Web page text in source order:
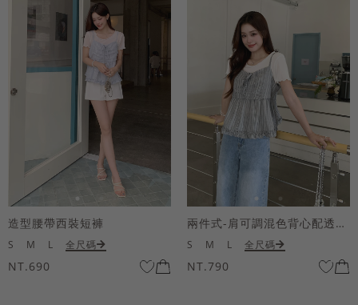
造型腰帶西裝短褲
S M L 全尺碼
NT.690
兩件式-肩可調混色背心配透膚短袖上衣
S M L 全尺碼
NT.790